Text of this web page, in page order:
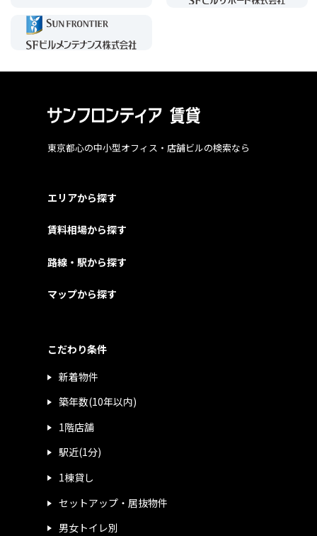
東京都心の中小型オフィス・店舗ビルの検索なら
エリアから探す
賃料相場から探す
路線・駅から探す
マップから探す
こだわり条件
新着物件
築年数(10年以内)
1階店舗
駅近(1分)
1棟貸し
セットアップ・居抜物件
男女トイレ別